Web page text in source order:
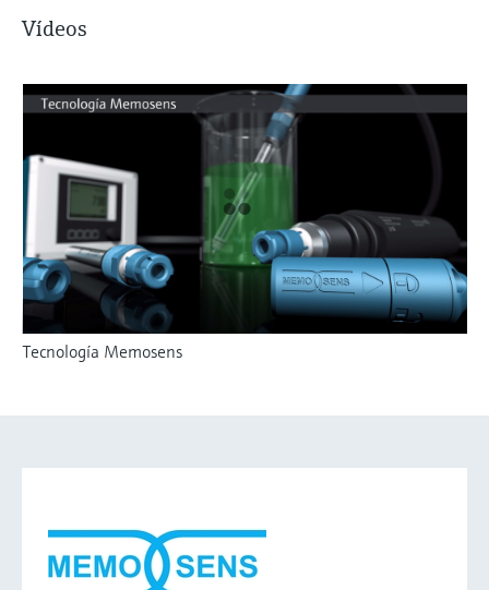
Vídeos
Tecnología Memosens